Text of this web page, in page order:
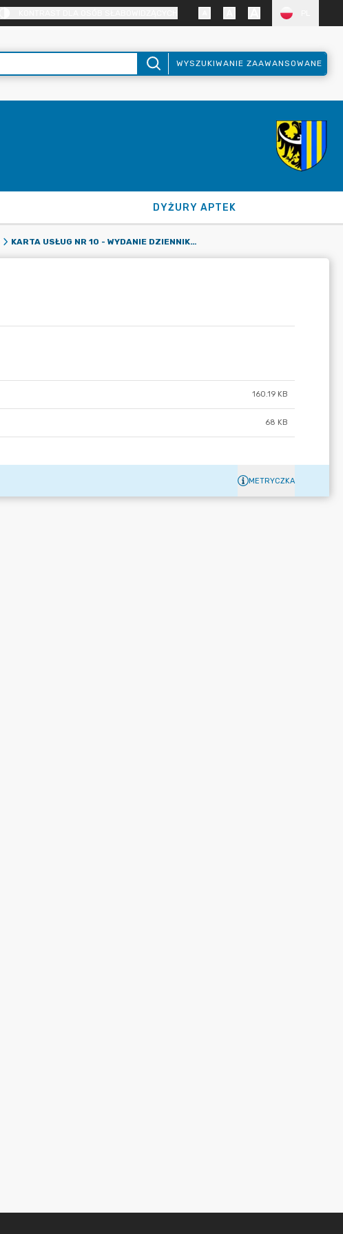
WYSZUKIWANIE ZAAWANSOWANE
DYŻURY APTEK
KARTA USŁUG NR 10 - WYDANIE DZIENNIKA BUDOWY
160.19 KB
68 KB
METRYCZKA